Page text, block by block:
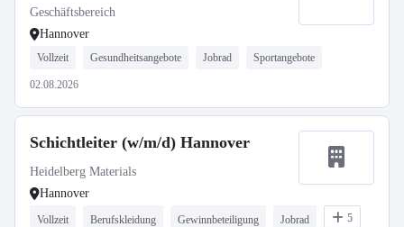
Geschäftsbereich
Hannover
Vollzeit Gesundheitsangebote Jobrad Sportangebote
02.08.2026
Schichtleiter (w/m/d) Hannover
Heidelberg Materials
Hannover
Vollzeit Berufskleidung Gewinnbeteiligung Jobrad 5